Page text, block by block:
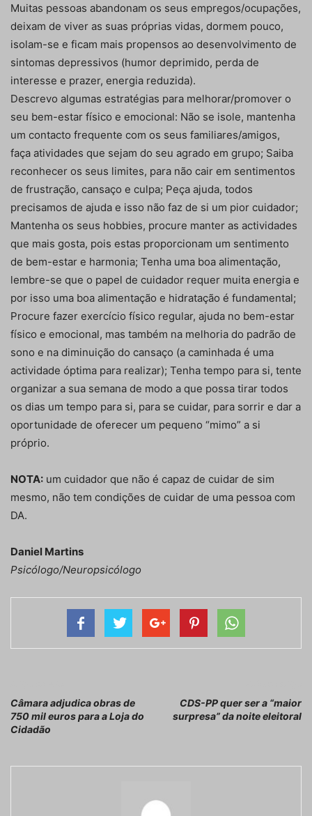
Muitas pessoas abandonam os seus empregos/ocupações,
deixam de viver as suas próprias vidas, dormem pouco,
isolam-se e ficam mais propensos ao desenvolvimento de
sintomas depressivos (humor deprimido, perda de
interesse e prazer, energia reduzida).
Descrevo algumas estratégias para melhorar/promover o
seu bem-estar físico e emocional: Não se isole, mantenha
um contacto frequente com os seus familiares/amigos,
faça atividades que sejam do seu agrado em grupo; Saiba
reconhecer os seus limites, para não cair em sentimentos
de frustração, cansaço e culpa; Peça ajuda, todos
precisamos de ajuda e isso não faz de si um pior cuidador;
Mantenha os seus hobbies, procure manter as actividades
que mais gosta, pois estas proporcionam um sentimento
de bem-estar e harmonia; Tenha uma boa alimentação,
lembre-se que o papel de cuidador requer muita energia e
por isso uma boa alimentação e hidratação é fundamental;
Procure fazer exercício físico regular, ajuda no bem-estar
físico e emocional, mas também na melhoria do padrão de
sono e na diminuição do cansaço (a caminhada é uma
actividade óptima para realizar); Tenha tempo para si, tente
organizar a sua semana de modo a que possa tirar todos
os dias um tempo para si, para se cuidar, para sorrir e dar a
oportunidade de oferecer um pequeno “mimo” a si
próprio.
NOTA: um cuidador que não é capaz de cuidar de sim
mesmo, não tem condições de cuidar de uma pessoa com
DA.
Daniel Martins
Psicólogo/Neuropsicólogo
Câmara adjudica obras de
750 mil euros para a Loja do
Cidadão
CDS-PP quer ser a “maior
surpresa” da noite eleitoral